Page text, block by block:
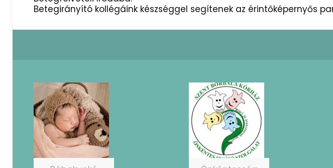
Betegirányító kollégáink készséggel segítenek az érintőképernyős